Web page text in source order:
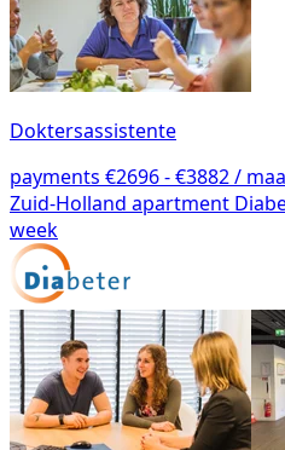
Doktersassistente
payments €2696 - €3882 /
Zuid-Holland apartment
week